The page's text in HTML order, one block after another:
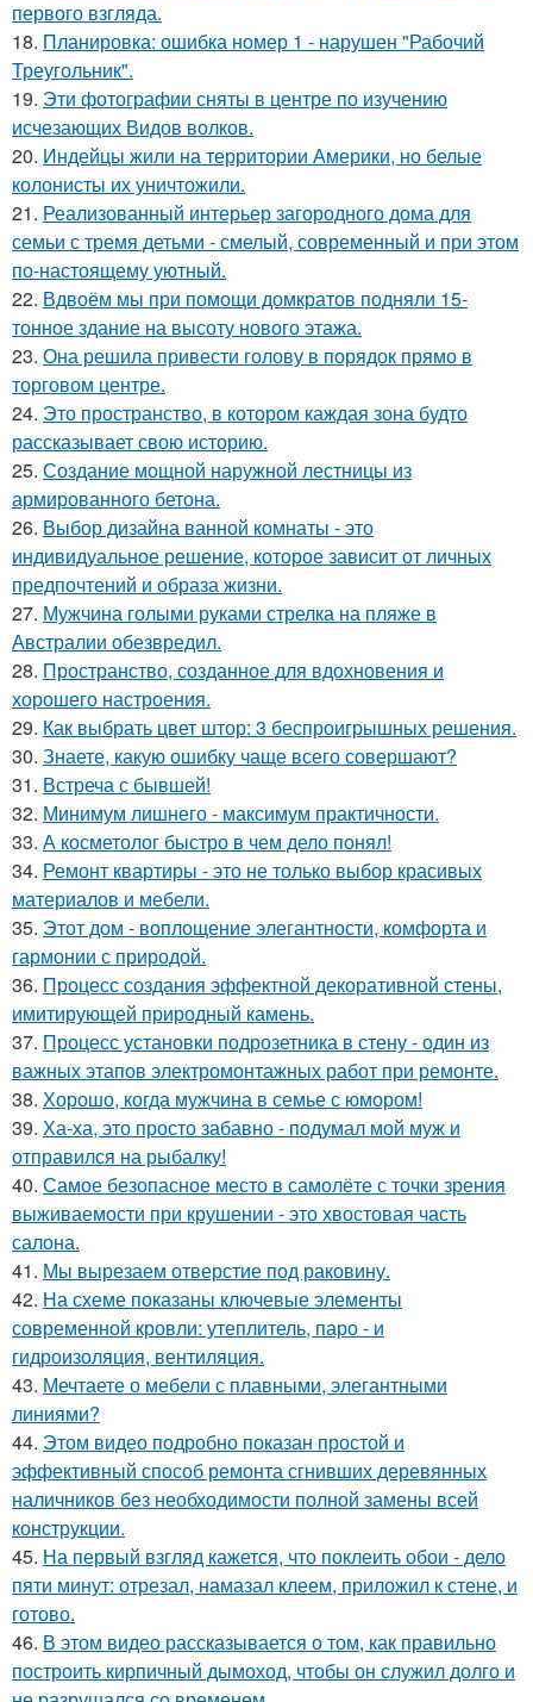
первого взгляда.
18. Планировка: ошибка номер 1 - нарушен "Рабочий
Треугольник".
19. Эти фотографии сняты в центре по изучению
исчезающих Видов волков.
20. Индейцы жили на территории Америки, но белые
колонисты их уничтожили.
21. Реализованный интерьер загородного дома для
семьи с тремя детьми - смелый, современный и при этом
по-настоящему уютный.
22. Вдвоём мы при помощи домкратов подняли 15-
тонное здание на высоту нового этажа.
23. Она решила привести голову в порядок прямо в
торговом центре.
24. Это пространство, в котором каждая зона будто
рассказывает свою историю.
25. Создание мощной наружной лестницы из
армированного бетона.
26. Выбор дизайна ванной комнаты - это
индивидуальное решение, которое зависит от личных
предпочтений и образа жизни.
27. Мужчина голыми руками стрелка на пляже в
Австралии обезвредил.
28. Пространство, созданное для вдохновения и
хорошего настроения.
29. Как выбрать цвет штор: 3 беспроигрышных решения.
30. Знаете, какую ошибку чаще всего совершают?
31. Встреча с бывшей!
32. Минимум лишнего - максимум практичности.
33. А косметолог быстро в чем дело понял!
34. Ремонт квартиры - это не только выбор красивых
материалов и мебели.
35. Этот дом - воплощение элегантности, комфорта и
гармонии с природой.
36. Процесс создания эффектной декоративной стены,
имитирующей природный камень.
37. Процесс установки подрозетника в стену - один из
важных этапов электромонтажных работ при ремонте.
38. Хорошо, когда мужчина в семье с юмором!
39. Ха-ха, это просто забавно - подумал мой муж и
отправился на рыбалку!
40. Самое безопасное место в самолёте с точки зрения
выживаемости при крушении - это хвостовая часть
салона.
41. Мы вырезаем отверстие под раковину.
42. На схеме показаны ключевые элементы
современной кровли: утеплитель, паро - и
гидроизоляция, вентиляция.
43. Мечтаете о мебели с плавными, элегантными
линиями?
44. Этом видео подробно показан простой и
эффективный способ ремонта сгнивших деревянных
наличников без необходимости полной замены всей
конструкции.
45. На первый взгляд кажется, что поклеить обои - дело
пяти минут: отрезал, намазал клеем, приложил к стене, и
готово.
46. В этом видео рассказывается о том, как правильно
построить кирпичный дымоход, чтобы он служил долго и